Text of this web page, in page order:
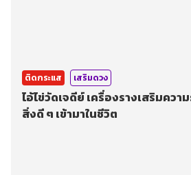
ติดกระแส เสริมดวง
ไอ้ไข่วัดเจดีย์ เครื่องรางเสริมคว
สิ่งดี ๆ เข้ามาในชีวิต